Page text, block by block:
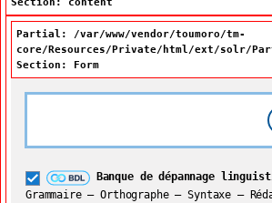
Section: content
Partial: /var/www/vendor/toumoro/tm-
core/Resources/Private/html/ext/solr/
Section: Form
Banque de dépannage
Grammaire – Orthographe – Syntaxe –
Grand dictionnaire
Restreindre aux termes